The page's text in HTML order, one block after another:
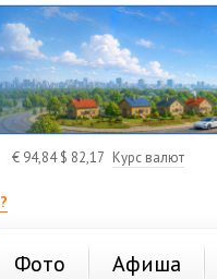
€ 94,84$ 82,17 Курс валют
Фото Афиша